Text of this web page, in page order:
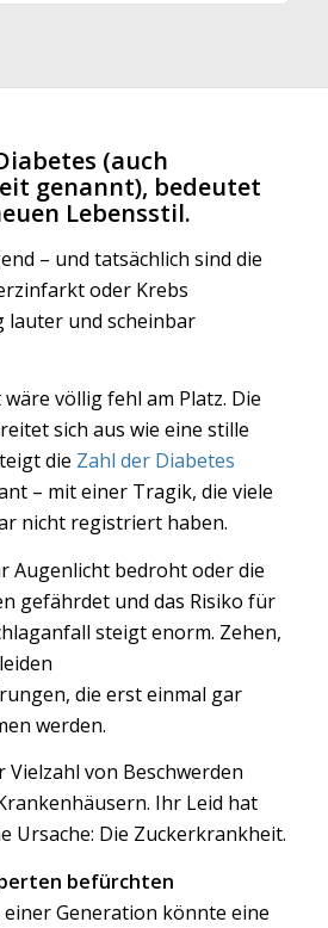
(auch
genannt), bedeutet
Lebensstil.
– und tatsächlich sind die
oder Krebs
und scheinbar
völlig fehl am Platz. Die
sich aus wie eine stille
die Zahl der Diabetes
– mit einer Tragik, die viele
nicht registriert haben.
Augenlicht bedroht oder die
gefährdet und das Risiko für
steigt enorm. Zehen,
die erst einmal gar
werden.
von Beschwerden
Ihr Leid hat
Ursache: Die Zuckerkrankheit.
befürchten
Generation könnte eine